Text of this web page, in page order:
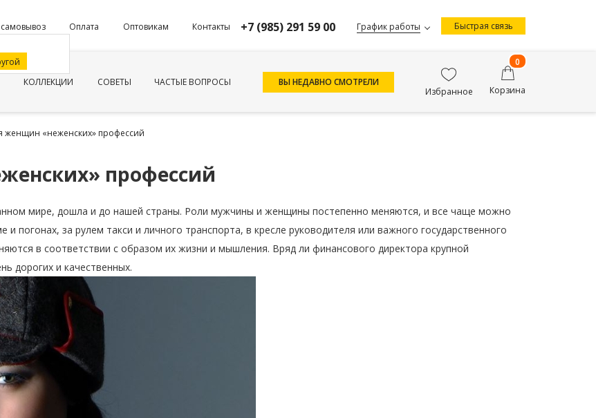
Оплата Оптовикам Контакты +7 (985) 291 59 00 График работы Быстрая связь
КОЛЛЕКЦИИ СОВЕТЫ ЧАСТЫЕ ВОПРОСЫ
ВЫ НЕДАВНО СМОТРЕЛИ
Избранное
0
Корзина
женщин «неженских» профессий
профессий
мире, дошла и до нашей страны. Роли мужчины и женщины постепенно меняются, и все чаще можно
погонах, за рулем такси и личного транспорта, в кресле руководителя или важного государственного
в соответствии с образом их жизни и мышления. Вряд ли финансового директора крупной
дорогих и качественных.